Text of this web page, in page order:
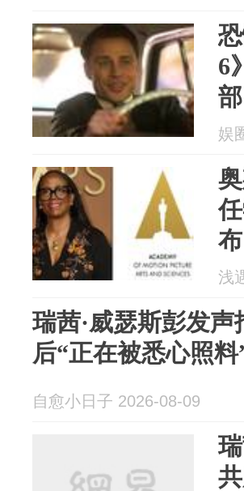
6
娱
布
浅
瑞茜·威瑟斯彭发
后“正在被悉心照料
自愈小日子 2026-08-09